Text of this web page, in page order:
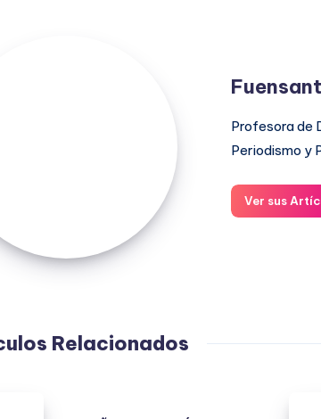
Profesora de
Periodismo y
Ver sus
Relacionados